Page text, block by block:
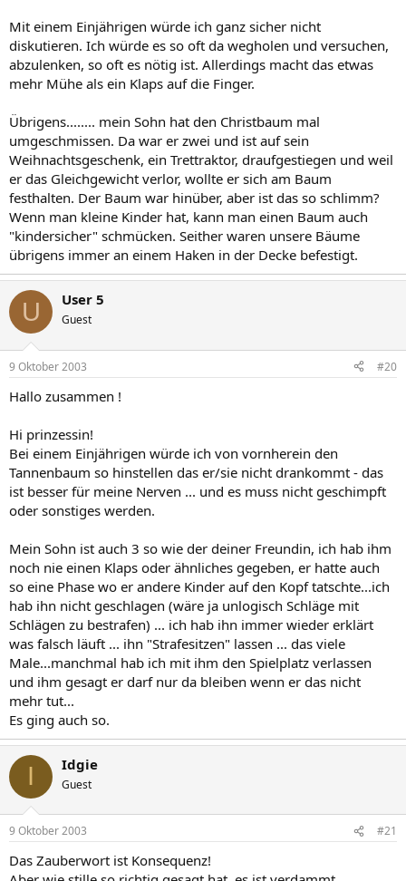
Mit einem Einjährigen würde ich ganz sicher nicht
diskutieren. Ich würde es so oft da wegholen und versuchen,
abzulenken, so oft es nötig ist. Allerdings macht das etwas
mehr Mühe als ein Klaps auf die Finger.
Übrigens........ mein Sohn hat den Christbaum mal
umgeschmissen. Da war er zwei und ist auf sein
Weihnachtsgeschenk, ein Trettraktor, draufgestiegen und weil
er das Gleichgewicht verlor, wollte er sich am Baum
festhalten. Der Baum war hinüber, aber ist das so schlimm?
Wenn man kleine Kinder hat, kann man einen Baum auch
"kindersicher" schmücken. Seither waren unsere Bäume
übrigens immer an einem Haken in der Decke befestigt.
U User 5
Guest
9 Oktober 2003 #20
Hallo zusammen !
Hi prinzessin!
Bei einem Einjährigen würde ich von vornherein den
Tannenbaum so hinstellen das er/sie nicht drankommt - das
ist besser für meine Nerven ... und es muss nicht geschimpft
oder sonstiges werden.
Mein Sohn ist auch 3 so wie der deiner Freundin, ich hab ihm
noch nie einen Klaps oder ähnliches gegeben, er hatte auch
so eine Phase wo er andere Kinder auf den Kopf tatschte...ich
hab ihn nicht geschlagen (wäre ja unlogisch Schläge mit
Schlägen zu bestrafen) ... ich hab ihn immer wieder erklärt
was falsch läuft ... ihn "Strafesitzen" lassen ... das viele
Male...manchmal hab ich mit ihm den Spielplatz verlassen
und ihm gesagt er darf nur da bleiben wenn er das nicht
mehr tut...
Es ging auch so.
I Idgie
Guest
9 Oktober 2003 #21
Das Zauberwort ist Konsequenz!